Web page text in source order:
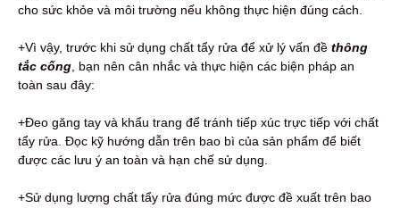
cho sức khỏe và môi trường nếu không thực hiện đúng cách.
+Vì vậy, trước khi sử dụng chất tẩy rửa để xử lý vấn đề thông
tắc cống , bạn nên cân nhắc và thực hiện các biện pháp an
toàn sau đây:
+Đeo găng tay và khẩu trang để tránh tiếp xúc trực tiếp với chất
tẩy rửa. Đọc kỹ hướng dẫn trên bao bì của sản phẩm để biết
được các lưu ý an toàn và hạn chế sử dụng.
+Sử dụng lượng chất tẩy rửa đúng mức được đề xuất trên bao